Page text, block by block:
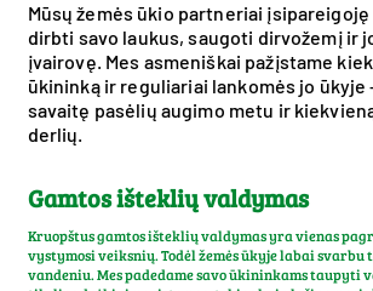
Mūsų žemės ūkio partneriai
dirbti savo laukus, saugoti dirvožemį ir
įvairovę. Mes asmeniškai pažįstame
ūkininką ir reguliariai lankomės jo ūkyje
savaitę pasėlių augimo metu ir
derlių.
Gamtos išteklių valdymas
Kruopštus gamtos išteklių valdymas yra vienas
vystymosi veiksnių. Todėl žemės ūkyje labai svarbu
vandeniu. Mes padedame savo ūkininkams taupyti